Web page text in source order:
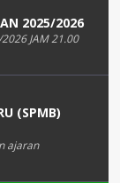
2025/2026
JAM 21.00
(SPMB)
ajaran